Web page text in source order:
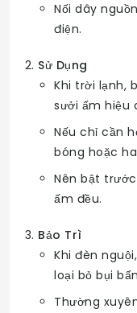
Nối dây
điện.
Sử Dụng
Khi trời lạnh,
sưởi ấm hiệu
Nếu chỉ cần
bóng hoặc
Nên bật
ấm đều.
Bảo Trì
Khi đèn
loại bỏ bụi
Thường